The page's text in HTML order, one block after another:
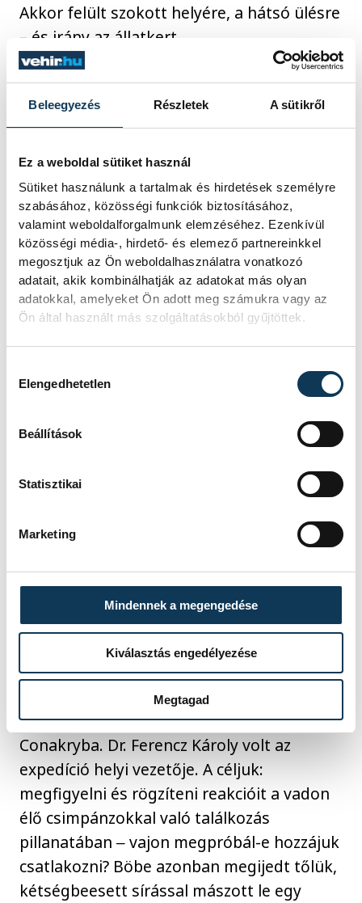
Beleegyezés Részletek A sütikről
Ez a weboldal sütiket használ
Sütiket használunk a tartalmak és hirdetések személyre
szabásához, közösségi funkciók biztosításához,
valamint weboldalforgalmunk elemzéséhez. Ezenkívül
közösségi média-, hirdető- és elemező partnereinkkel
megosztjuk az Ön weboldalhasználatra vonatkozó
adatait, akik kombinálhatják az adatokat más olyan
adatokkal, amelyeket Ön adott meg számukra vagy az
Ön által használt más szolgáltatásokból gyűjtöttek.
Elengedhetetlen
Beállítások
Statisztikai
Marketing
Mindennek a megengedése
Kiválasztás engedélyezése
Megtagad
Akkor felült szokott helyére, a hátsó ülésre
– és irány az állatkert.
hogy azt kutassák: miként tanulhatott az
fejlődhetett, az utánzásból hogyan lett
invenció. A legérdekesebb és legnaivabb
kísérlet akkor esett meg, amikor a Magyar
Televízió forgatócsoportjának kíséretében
Böbét Afrikába vitték, hogy megfigyeljék,
miként reagál a fajtársaival való
találkozáskor. 1969. december 17-én Kasza
László, a veszprémi állatkert akkori
igazgatója, Vecsey Ervin, Böbe majom
gondozója és Rácz Gábor ismert
természetfilmes megérkeztek a guineai
Conakryba. Dr. Ferencz Károly volt az
expedíció helyi vezetője. A céljuk:
megfigyelni és rögzíteni reakcióit a vadon
élő csimpánzokkal való találkozás
pillanatában ‒ vajon megpróbál-e hozzájuk
csatlakozni? Böbe azonban megijedt tőlük,
kétségbeesett sírással mászott le egy